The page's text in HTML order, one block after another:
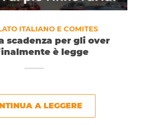
ITALIANO E COMITES
scadenza per gli over
è legge
A LEGGERE